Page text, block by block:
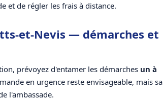
et de régler les frais à distance.
et-Nevis — démarches et
prévoyez d'entamer les démarches un à
en urgence reste envisageable, mais sa
l'ambassade.